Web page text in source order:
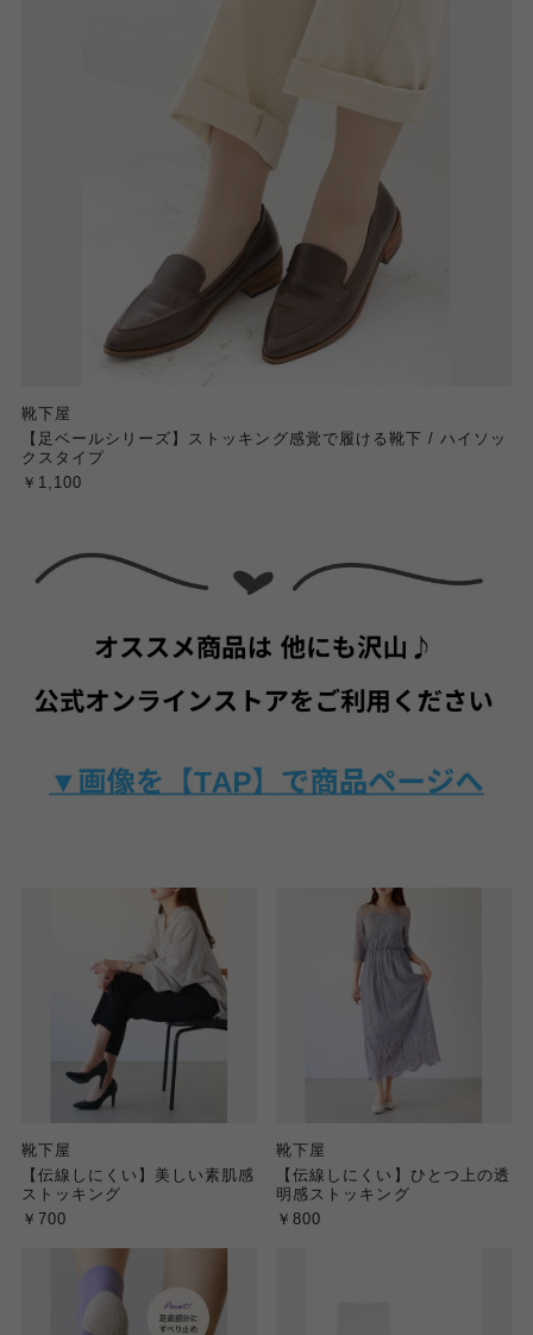
靴下屋
【足ベールシリーズ】ストッキング感覚で履ける靴下 / ハイソッ
クスタイプ
￥1,100
靴下屋
【伝線しにくい】美しい素肌感
ストッキング
￥700
靴下屋
【伝線しにくい】ひとつ上の透
明感ストッキング
￥800